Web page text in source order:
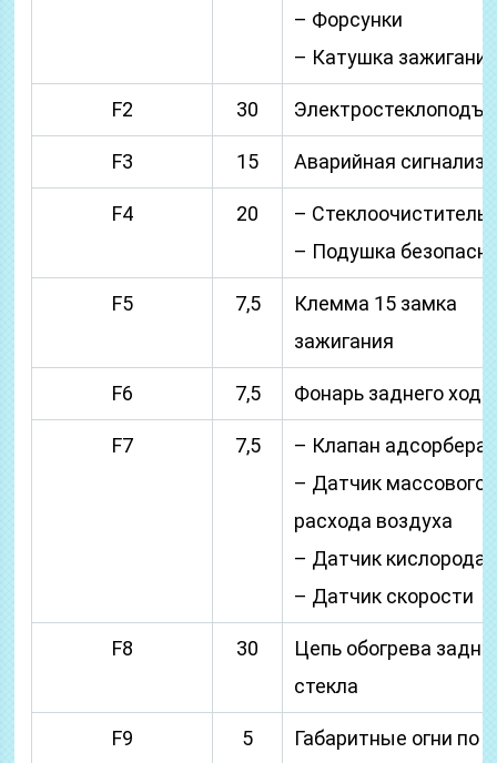
– Форсунки
– Катушка
F2 30
F3 15 Аварийная
F4 20
– Стеклоочиститель
– Подушка
F5 7,5
Клемма 15 замка
зажигания
F6 7,5 Фонарь заднего хода
F7 7,5
– Клапан адсорбера
– Датчик массового
расхода воздуха
– Датчик кислорода
– Датчик скорости
F8 30
Цепь обогрева
стекла
F9 5
Габаритные огни по